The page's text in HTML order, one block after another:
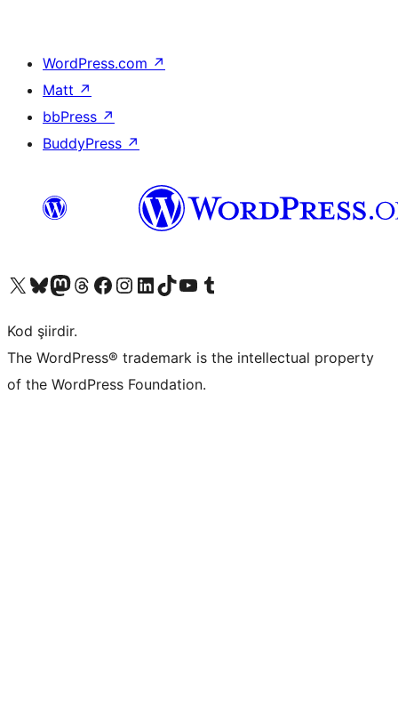
WordPress.com ↗
Matt ↗
bbPress ↗
BuddyPress ↗
X (eski Twitter) hesabımıza bakın
Bluesky hesabımızı ziyaret edinMastodon hesabımızı ziyaret edinThreads hesabımızı ziyaret edinFacebook sayfamızı ziyaret edinInstagram hesabımızı ziyaret edinLinkedIn hesabımızı ziyaret edinTikTok hesabımızı ziyaret edinYouTube kanalımızı ziyaret edinTumblr hesabımızı ziyaret edin
Kod şiirdir.
The WordPress® trademark is the intellectual property
of the WordPress Foundation.